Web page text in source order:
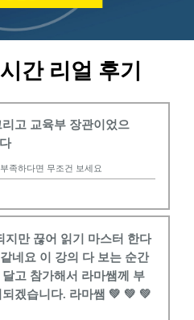
간 리얼 후기
고 교육부 장관이었으
족하다면 무조건 보세요
지만 끊어 읽기 마스터 한다
네요 이 강의 다 보는 순간
고 참가해서 라마쌤께 부
겠습니다. 라마쌤 💚 💚 💚